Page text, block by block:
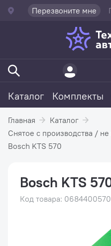
Перезвоните мне
Каталог Комплекты
Главная
Каталог
Снятое с производства / не
Bosch KTS 570
Bosch KTS
Код товара: 0684400570